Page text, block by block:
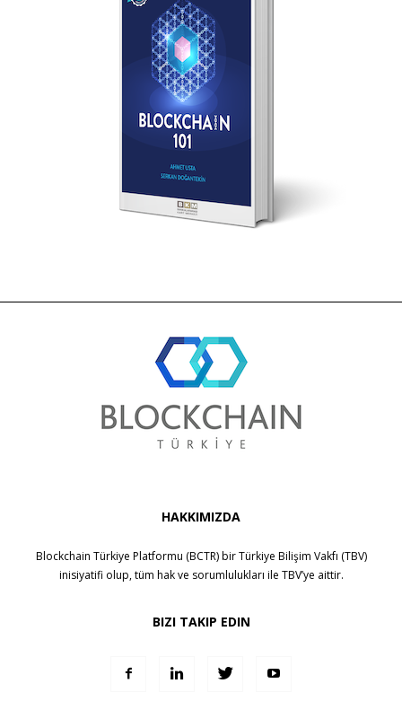
HAKKIMIZDA
Blockchain Türkiye Platformu (BCTR) birTürkiye Bilişim Vakfı (TBV)
inisiyatifi olup, tüm hak ve sorumlulukları ile TBV’ye aittir.
BIZI TAKIP EDIN